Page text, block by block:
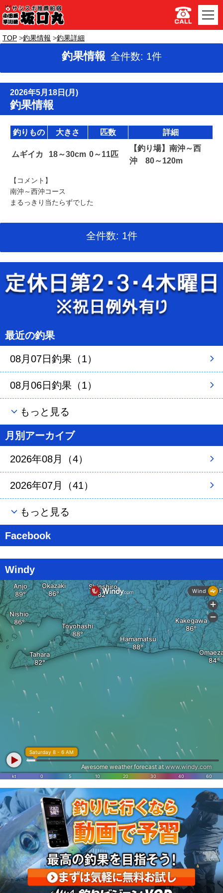
TOP 釣果情報 釣果詳細
釣果情報 全件数: 1件
2026年5月18日(月)
釣果情報
釣りもの 大きさ 匹数 詳細
ムギイカ 18～30cm 0～11匹
【釣り場】南沖～西
沖 80～120m
【コメント】
南沖～西沖コース
まるっきり当たらずでした
全件数: 1件
最近の釣果
08月07日釣果（1）
08月06日釣果（1）
もっと見る
月別アーカイブ
2026年08月（4）
2026年07月（41）
もっと見る
Facebook
Windy